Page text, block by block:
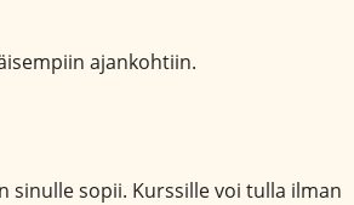
ajankohtiin.
sinulle sopii. Kurssille voi tulla ilman